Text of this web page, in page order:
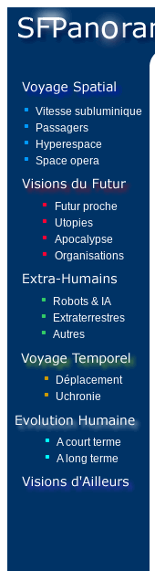
Vitesse subluminique
Passagers
Hyperespace
Space opera
Futur proche
Utopies
Apocalypse
Organisations
Robots & IA
Extraterrestres
Autres
Déplacement
Uchronie
A court terme
A long terme